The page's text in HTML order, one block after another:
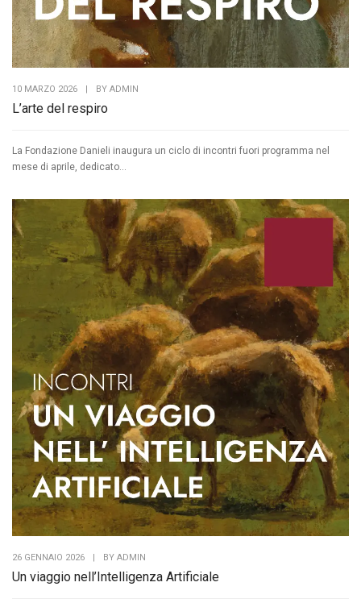
10 MARZO 2026 BY ADMIN
L’arte del respiro
La Fondazione Danieli inaugura un ciclo di incontri fuori programma nel
mese di aprile, dedicato...
26 GENNAIO 2026 BY ADMIN
Un viaggio nell’Intelligenza Artificiale